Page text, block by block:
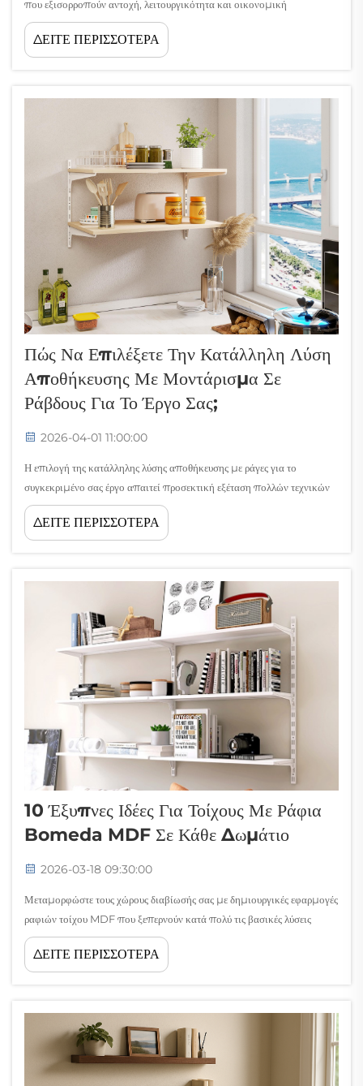
που εξισορροπούν αντοχή, λειτουργικότητα και οικονομική
αποδοτικότητα, ενώ ταυτόχρονα πληρούν συγκεκριμένες λειτουργικές
απαιτήσεις. Από αποθήκες και εμπορικές εγκαταστάσεις μέχρι
νοσοκομεία και βιομηχανικά εργοστάσια, η επιλογή...
ΔΕΙΤΕ ΠΕΡΙΣΣΟΤΕΡΑ
Πώς Να Επιλέξετε Την Κατάλληλη Λύση
Αποθήκευσης Με Μοντάρισμα Σε
Ράβδους Για Το Έργο Σας;
2026-04-01 11:00:00
Η επιλογή της κατάλληλης λύσης αποθήκευσης με ράγες για το
συγκεκριμένο σας έργο απαιτεί προσεκτική εξέταση πολλών τεχνικών
και λειτουργικών παραγόντων που επηρεάζουν άμεσα τόσο τη
λειτουργικότητα όσο και τη μακροπρόθεσμη απόδοση. Η διαδικασία
λήψης αποφάσεων περιλαμβάνει...
ΔΕΙΤΕ ΠΕΡΙΣΣΟΤΕΡΑ
10 Έξυπνες Ιδέες Για Τοίχους Με Ράφια
Bomeda MDF Σε Κάθε Δωμάτιο
2026-03-18 09:30:00
Μεταμορφώστε τους χώρους διαβίωσής σας με δημιουργικές εφαρμογές
ραφιών τοίχου MDF που ξεπερνούν κατά πολύ τις βασικές λύσεις
αποθήκευσης. Αυτά τα ευέλικτα συστήματα ραφιών προσφέρουν
ατελείωτες δυνατότητες τόσο για λειτουργική οργάνωση όσο και για
ΔΕΙΤΕ ΠΕΡΙΣΣΟΤΕΡΑ